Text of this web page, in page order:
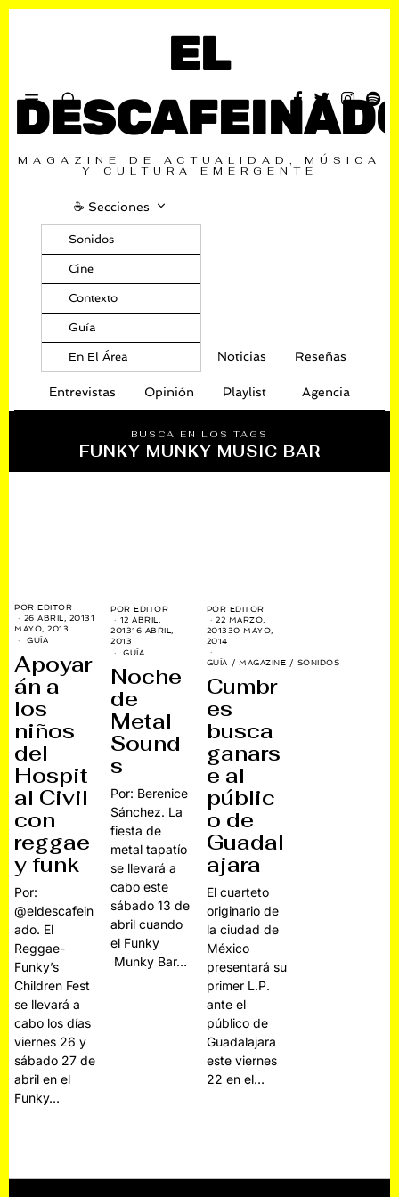
EL
MAGAZINE DE ACTUALIDAD, MÚSICA
Y CULTURA EMERGENTE
☕️ Secciones
Sonidos
Cine
Contexto
Guía
En El Área Noticias Reseñas
Entrevistas Opinión Playlist Agencia
BUSCA EN LOS TAGS
FUNKY MUNKY MUSIC BAR
POREDITOR
26 ABRIL, 2013 1
MAYO, 2013
GUÍA
Apoyar
án a
los
niños
del
Hospit
al Civil
con
reggae
y funk
Por:
@eldescafein
ado. El
Reggae-
Funky’s
Children Fest
se llevará a
cabo los días
viernes 26 y
sábado 27 de
abril en el
Funky…
POREDITOR
12 ABRIL,
201316 ABRIL,
2013
GUÍA
Noche
de
Metal
Sound
s
Por: Berenice
Sánchez. La
fiesta de
metal tapatío
se llevará a
cabo este
sábado 13 de
abril cuando
el Funky
Munky Bar…
POR EDITOR
22 MARZO,
2013 30 MAYO,
2014
GUÍA / MAGAZINE / SONIDOS
Cumbr
es
busca
ganars
e al
públic
o de
Guadal
ajara
El cuarteto
originario de
la ciudad de
México
presentará su
primer L.P.
ante el
público de
Guadalajara
este viernes
22 en el…